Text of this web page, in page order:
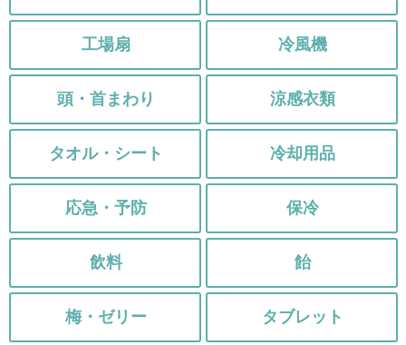
工場扇 冷風機
頭・首まわり 涼感衣類
タオル・シート 冷却用品
応急・予防 保冷
飲料 飴
梅・ゼリー タブレット